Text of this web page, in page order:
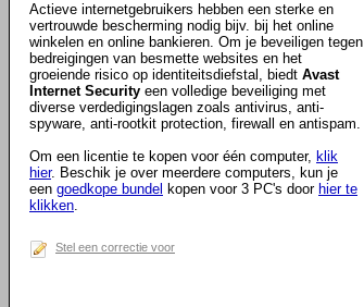
Actieve internetgebruikers hebben een sterke en
vertrouwde bescherming nodig bijv. bij het online
winkelen en online bankieren. Om je beveiligen tegen
bedreigingen van besmette websites en het
groeiende risico op identiteitsdiefstal, biedt Avast
Internet Security een volledige beveiliging met
diverse verdedigingslagen zoals antivirus, anti-
spyware, anti-rootkit protection, firewall en antispam.
Om een licentie te kopen voor één computer, klik
hier. Beschik je over meerdere computers, kun je
een goedkope bundel kopen voor 3 PC's door hier te
klikken.
Stel een correctie voor